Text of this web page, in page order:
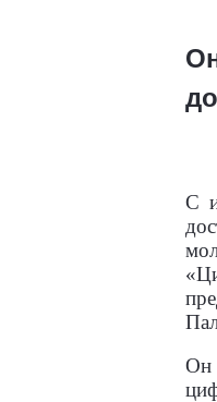
С
Он